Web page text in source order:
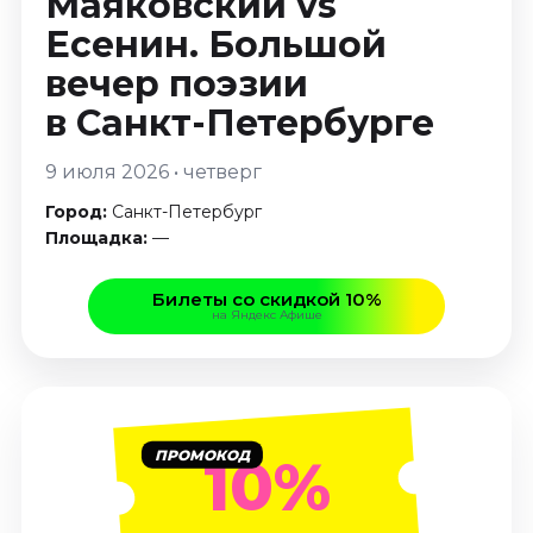
Январь 2027
Стендап
Август 2026
Сентябрь 2026
Декабрь 2026
Август 2026
Декабрь 2026
Август 2026
Сентябрь 2026
Октябрь 2026
Есенин. Большой
вечер поэзии
в Санкт-Петербурге
9 июля 2026 • четверг
Город: Санкт-Петербург
Площадка:—
Билеты со скидкой 10%
на Яндекс Афише
ПРОМОКОД10%